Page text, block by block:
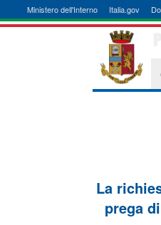
Ministero dell'Interno Italia.gov
La
prega